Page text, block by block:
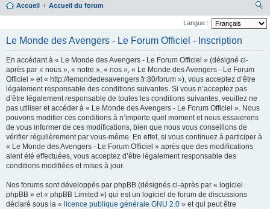
Accueil
Accueil du forum
ec
ch
Langue :
Le Monde des Avengers - Le Forum Officiel - Inscription
En accédant à « Le Monde des Avengers - Le Forum Officiel » (désigné ci-
après par « nous », « notre », « nos », « Le Monde des Avengers - Le Forum
Officiel » et « http://lemondedesavengers.fr:80/forum »), vous acceptez d’être
légalement responsable des conditions suivantes. Si vous n’acceptez pas
d’être légalement responsable de toutes les conditions suivantes, veuillez ne
pas utiliser et accéder à « Le Monde des Avengers - Le Forum Officiel ». Nous
pouvons modifier ces conditions à n’importe quel moment et nous essaierons
de vous informer de ces modifications, bien que nous vous conseillons de
vérifier régulièrement par vous-même. En effet, si vous continuez à participer à
« Le Monde des Avengers - Le Forum Officiel » après que des modifications
aient été effectuées, vous acceptez d’être légalement responsable des
conditions modifiées et mises à jour.
Nos forums sont développés par phpBB (désignés ci-après par « logiciel
phpBB » et « phpBB Limited ») qui est un logiciel de forum de discussions
déclaré sous la « licence publique générale GNU 2.0 » et qui peut être